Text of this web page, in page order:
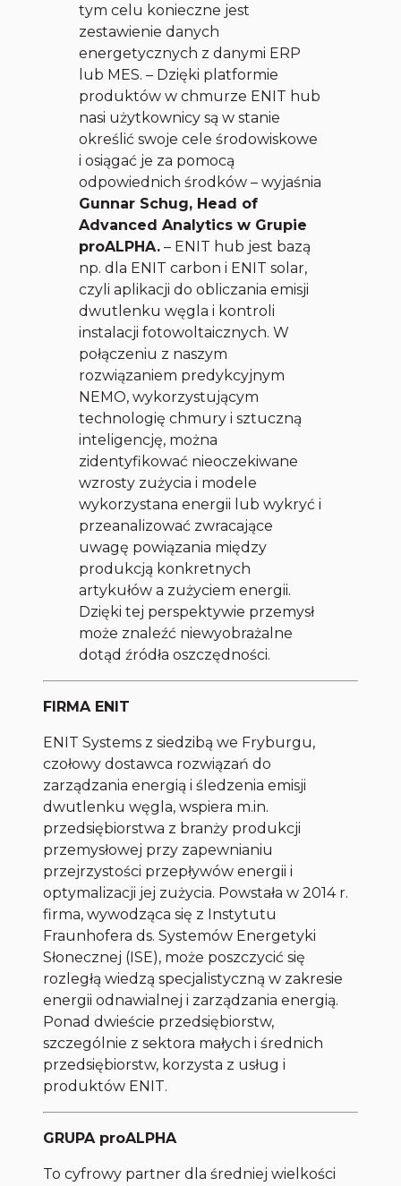
tym celu konieczne jest
zestawienie danych
energetycznych z danymi ERP
lub MES. – Dzięki platformie
produktów w chmurze ENIT hub
nasi użytkownicy są w stanie
określić swoje cele środowiskowe
i osiągać je za pomocą
odpowiednich środków – wyjaśnia
Gunnar Schug, Head of
Advanced Analytics w Grupie
proALPHA. – ENIT hub jest bazą
np. dla ENIT carbon i ENIT solar,
czyli aplikacji do obliczania emisji
dwutlenku węgla i kontroli
instalacji fotowoltaicznych. W
połączeniu z naszym
rozwiązaniem predykcyjnym
NEMO, wykorzystującym
technologię chmury i sztuczną
inteligencję, można
zidentyfikować nieoczekiwane
wzrosty zużycia i modele
wykorzystana energii lub wykryć i
przeanalizować zwracające
uwagę powiązania między
produkcją konkretnych
artykułów a zużyciem energii.
Dzięki tej perspektywie przemysł
może znaleźć niewyobrażalne
dotąd źródła oszczędności.
FIRMA ENIT
ENIT Systems z siedzibą we Fryburgu,
czołowy dostawca rozwiązań do
zarządzania energią i śledzenia emisji
dwutlenku węgla, wspiera m.in.
przedsiębiorstwa z branży produkcji
przemysłowej przy zapewnianiu
przejrzystości przepływów energii i
optymalizacji jej zużycia. Powstała w 2014 r.
firma, wywodząca się z Instytutu
Fraunhofera ds. Systemów Energetyki
Słonecznej (ISE), może poszczycić się
rozległą wiedzą specjalistyczną w zakresie
energii odnawialnej i zarządzania energią.
Ponad dwieście przedsiębiorstw,
szczególnie z sektora małych i średnich
przedsiębiorstw, korzysta z usług i
produktów ENIT.
GRUPA proALPHA
To cyfrowy partner dla średniej wielkości